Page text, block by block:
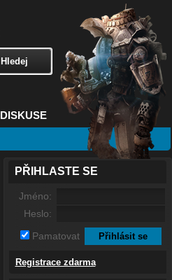
DISKUSE
PŘIHLASTE SE
Jméno:
Heslo:
Pamatovat
Registrace zdarma